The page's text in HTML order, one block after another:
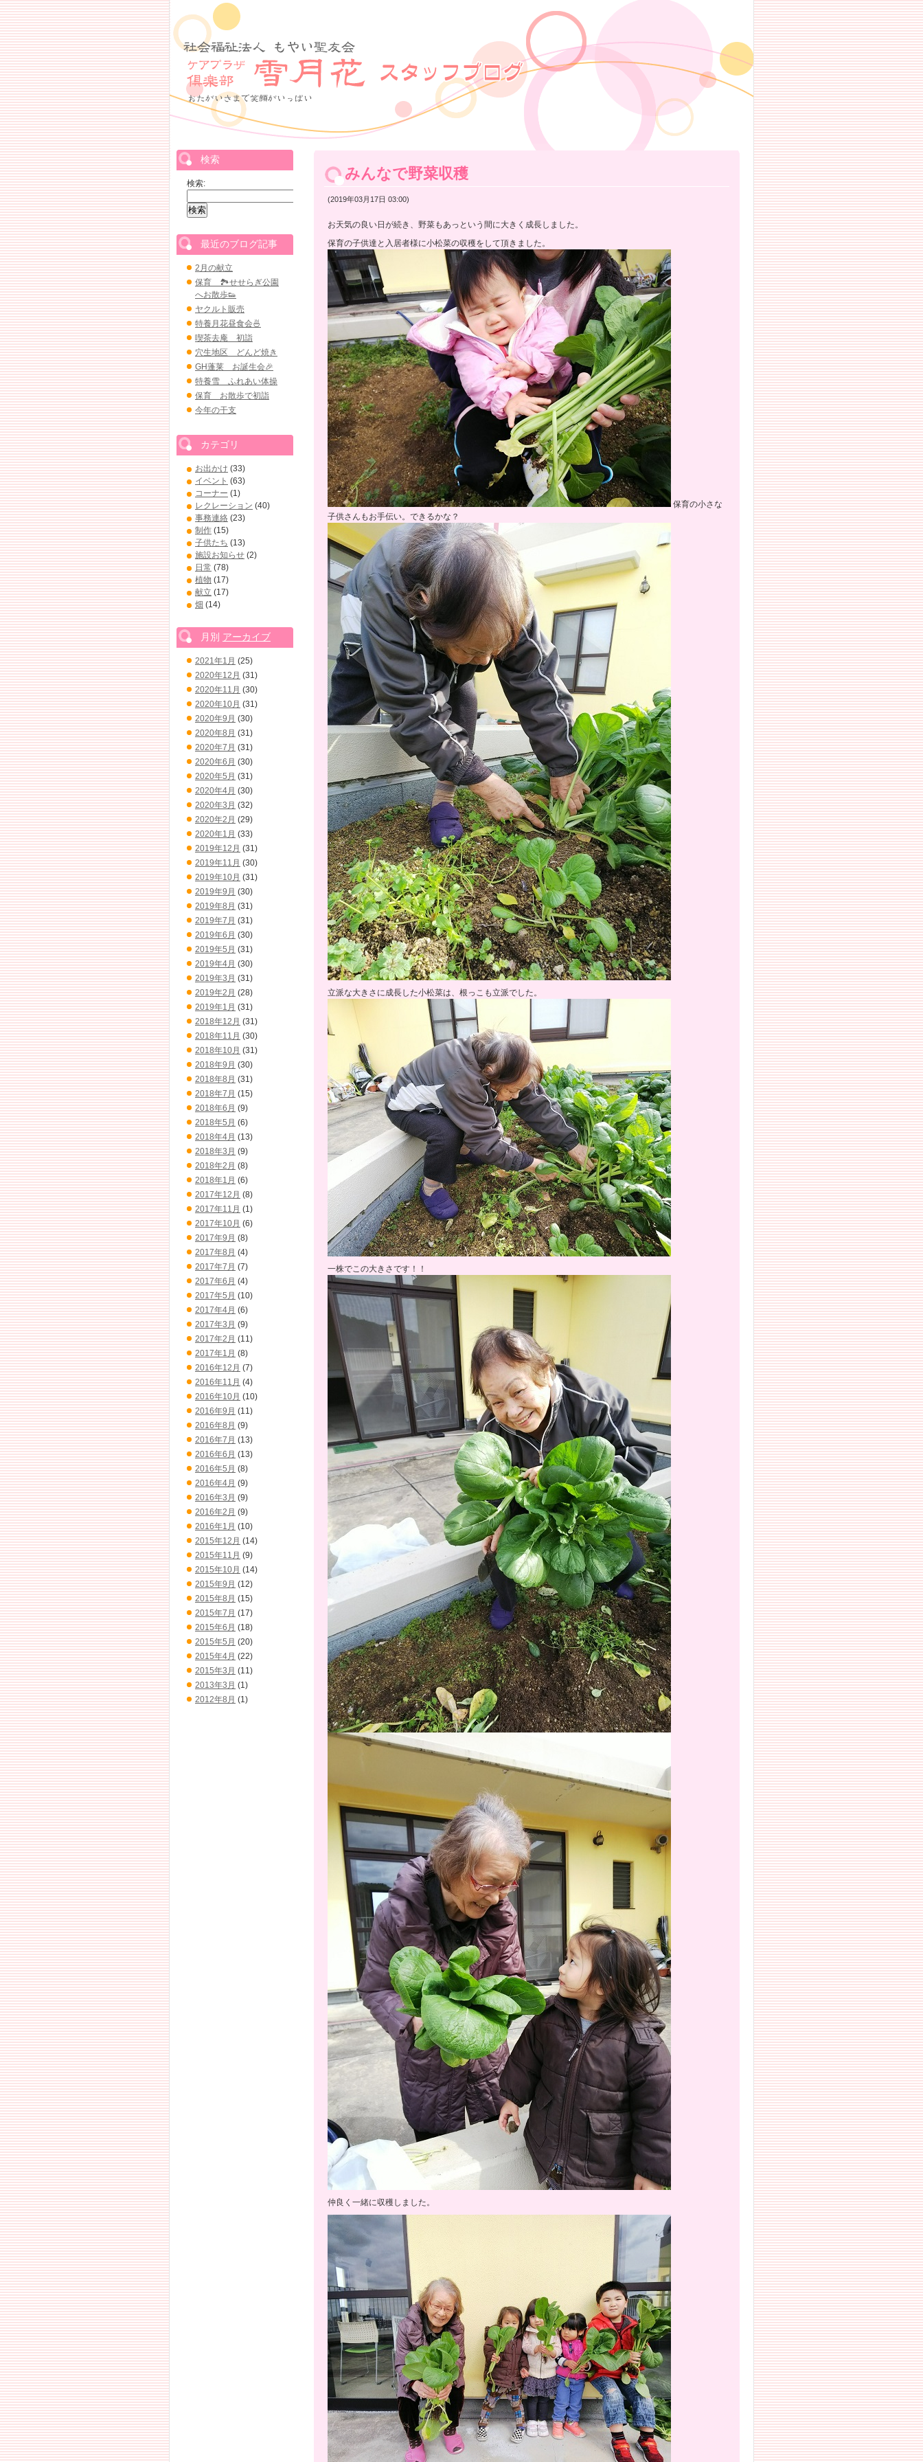
みんなで野菜収穫
(2019年03月17日 03:00)
お天気の良い日が続き、野菜もあっという間に大きく成長しました。
保育の子供達と入居者様に小松菜の収穫をして頂きました。
保育の小さな
子供さんもお手伝い。できるかな？
立派な大きさに成長した小松菜は、根っこも立派でした。
一株でこの大きさです！！
仲良く一緒に収穫しました。
検索
検索:
最近のブログ記事
2月の献立
保育 🏞せせらぎ公園
へお散歩👟
ヤクルト販売
特養月花昼食会🍜
喫茶去庵 初詣
穴生地区 どんど焼き
GH蓬莱 お誕生会🎉
特養雪 ふれあい体操
保育 お散歩で初詣
今年の干支
カテゴリ
お出かけ (33)
イベント (63)
コーナー (1)
レクレーション (40)
事務連絡 (23)
制作 (15)
子供たち (13)
施設お知らせ (2)
日常 (78)
植物 (17)
献立 (17)
畑 (14)
月別 アーカイブ
2021年1月 (25)
2020年12月 (31)
2020年11月 (30)
2020年10月 (31)
2020年9月 (30)
2020年8月 (31)
2020年7月 (31)
2020年6月 (30)
2020年5月 (31)
2020年4月 (30)
2020年3月 (32)
2020年2月 (29)
2020年1月 (33)
2019年12月 (31)
2019年11月 (30)
2019年10月 (31)
2019年9月 (30)
2019年8月 (31)
2019年7月 (31)
2019年6月 (30)
2019年5月 (31)
2019年4月 (30)
2019年3月 (31)
2019年2月 (28)
2019年1月 (31)
2018年12月 (31)
2018年11月 (30)
2018年10月 (31)
2018年9月 (30)
2018年8月 (31)
2018年7月 (15)
2018年6月 (9)
2018年5月 (6)
2018年4月 (13)
2018年3月 (9)
2018年2月 (8)
2018年1月 (6)
2017年12月 (8)
2017年11月 (1)
2017年10月 (6)
2017年9月 (8)
2017年8月 (4)
2017年7月 (7)
2017年6月 (4)
2017年5月 (10)
2017年4月 (6)
2017年3月 (9)
2017年2月 (11)
2017年1月 (8)
2016年12月 (7)
2016年11月 (4)
2016年10月 (10)
2016年9月 (11)
2016年8月 (9)
2016年7月 (13)
2016年6月 (13)
2016年5月 (8)
2016年4月 (9)
2016年3月 (9)
2016年2月 (9)
2016年1月 (10)
2015年12月 (14)
2015年11月 (9)
2015年10月 (14)
2015年9月 (12)
2015年8月 (15)
2015年7月 (17)
2015年6月 (18)
2015年5月 (20)
2015年4月 (22)
2015年3月 (11)
2013年3月 (1)
2012年8月 (1)